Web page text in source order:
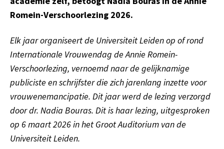
Romein-Verschoorlezing 2026.
Elk jaar organiseert de Universiteit Leiden op of rond
Internationale Vrouwendag de Annie Romein-
Verschoorlezing, vernoemd naar de gelijknamige
publiciste en schrijfster die zich jarenlang inzette voor
vrouwenemancipatie. Dit jaar werd de lezing verzorgd
door dr. Nadia Bouras. Dit is haar lezing, uitgesproken
op 6 maart 2026 in het Groot Auditorium van de
Universiteit Leiden.